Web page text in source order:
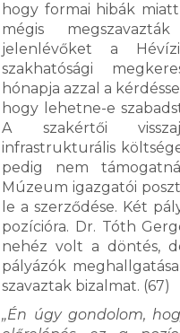
hogy formai hibák
mégis
jelenlévőket a
szakhatósági
hónapja azzal a
hogy lehetne-e
A szakértői
infrastrukturális
pedig nem
Múzeum igazgatói
le a szerződése. Két
pozícióra. Dr. Tóth
nehéz volt a döntés,
pályázók
szavaztak bizalmat. (67)
„Én úgy gondolom,